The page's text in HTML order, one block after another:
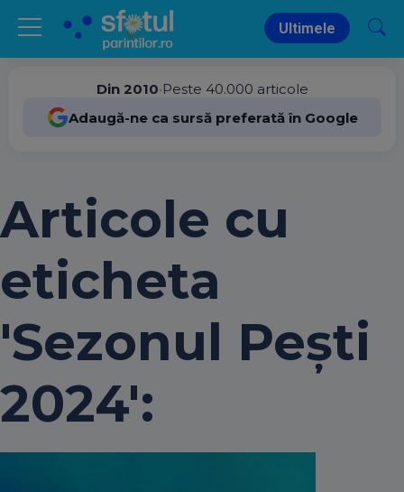
Ultimele
Din 2010•Peste 40.000 articole
Adaugă-ne ca sursă preferată în Google
Articole cu
eticheta
'Sezonul Pești
2024':